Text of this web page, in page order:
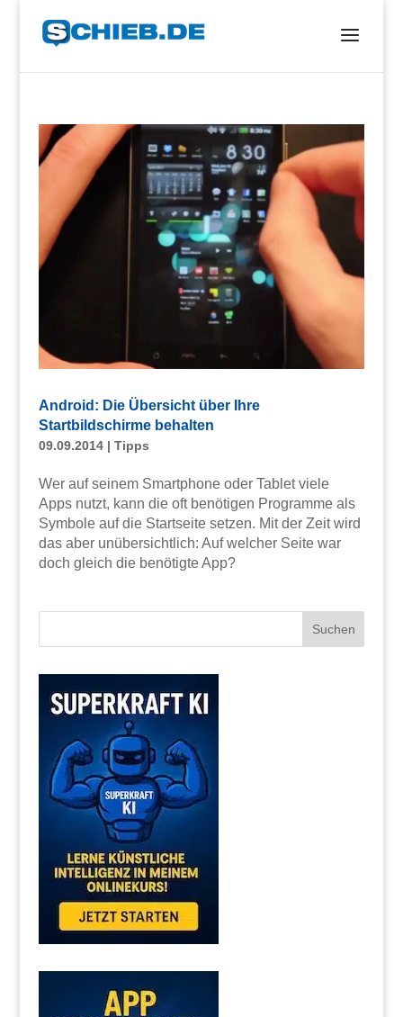
Android: Die Übersicht über Ihre
Startbildschirme behalten
09.09.2014| Tipps
Wer auf seinem Smartphone oder Tablet viele
Apps nutzt, kann die oft benötigen Programme als
Symbole auf die Startseite setzen. Mit der Zeit wird
das aber unübersichtlich: Auf welcher Seite war
doch gleich die benötigte App?